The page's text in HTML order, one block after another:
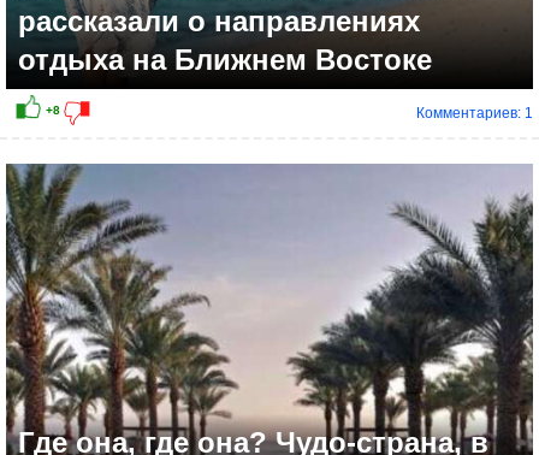
+7
рассказали о направлениях
отдыха на Ближнем Востоке
Комментариев: 1
Где она, где она? Чудо-страна, в